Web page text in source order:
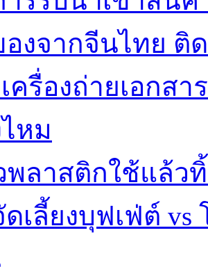
องจากจีนไทย ติ
เครื่องถ่ายเอกส
หม
พลาสติกใช้แล้ว
ดเลี้ยงบุฟเฟ่ต์